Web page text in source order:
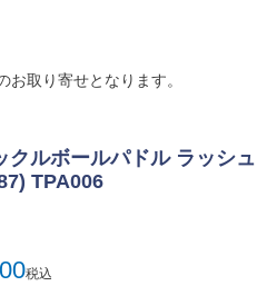
取り寄せとなります。
クルボールパドル ラッシュ
TPA006
税込